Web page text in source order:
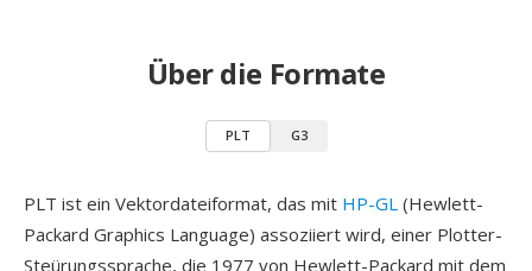
Über die Formate
PLT G3
PLT ist ein Vektordateiformat, das mit HP-GL (Hewlett-
Packard Graphics Language) assoziiert wird, einer Plotter-
Steürungssprache, die 1977 von Hewlett-Packard mit dem